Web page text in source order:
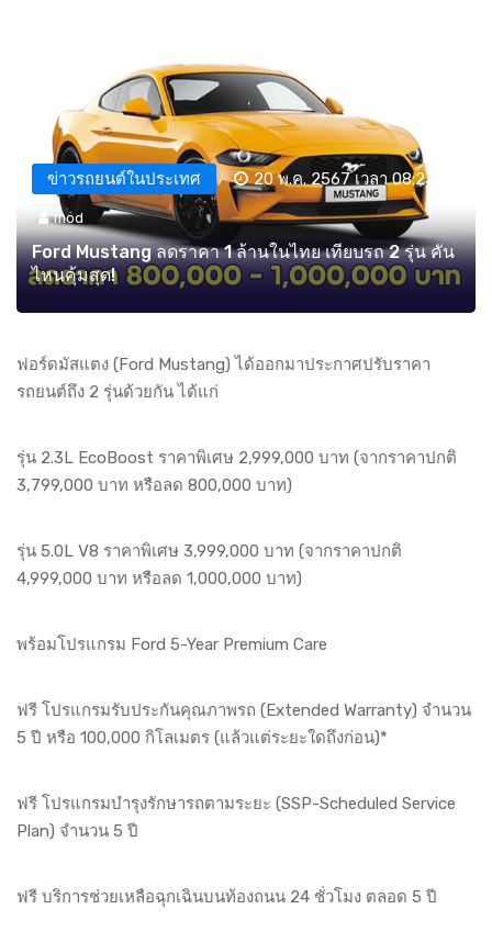
ข่าวรถยนต์ในประเทศ 20 พ.ค. 2567 เวลา 08:23 น.
mod
Ford Mustang ลดราคา 1 ล้านในไทย เทียบรถ 2 รุ่น คัน
ไหนคุ้มสุด!
ฟอร์ดมัสแตง (Ford Mustang) ได้ออกมาประกาศปรับราคา
รถยนต์ถึง 2 รุ่นด้วยกัน ได้แก่
รุ่น 2.3L EcoBoost ราคาพิเศษ 2,999,000 บาท (จากราคาปกติ
3,799,000 บาท หรือลด 800,000 บาท)
รุ่น 5.0L V8 ราคาพิเศษ 3,999,000 บาท (จากราคาปกติ
4,999,000 บาท หรือลด 1,000,000 บาท)
พร้อมโปรแกรม Ford 5-Year Premium Care
ฟรี โปรแกรมรับประกันคุณภาพรถ (Extended Warranty) จำนวน
5 ปี หรือ 100,000 กิโลเมตร (แล้วแต่ระยะใดถึงก่อน)*
ฟรี โปรแกรมบํารุงรักษารถตามระยะ (SSP-Scheduled Service
Plan) จํานวน 5 ปี
ฟรี บริการช่วยเหลือฉุกเฉินบนท้องถนน 24 ชั่วโมง ตลอด 5 ปี